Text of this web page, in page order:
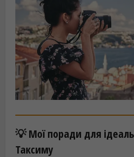
💡 Мої поради для
Таксиму